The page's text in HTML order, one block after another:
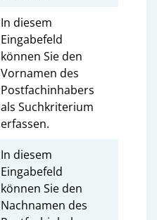
In diesem
Eingabefeld
können Sie den
Vornamen des
Postfachinhabers
als Suchkriterium
erfassen.
In diesem
Eingabefeld
können Sie den
Nachnamen des